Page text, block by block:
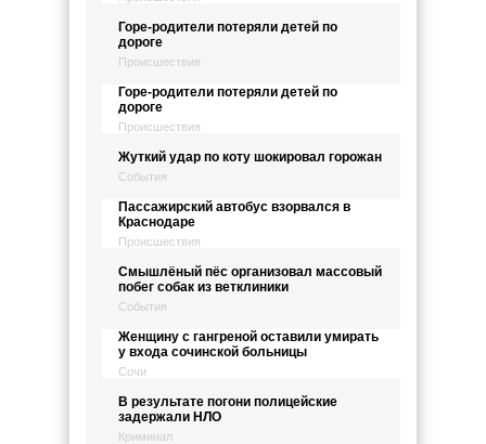
Горе-родители потеряли детей по
дороге
Происшествия
Горе-родители потеряли детей по
дороге
Происшествия
Жуткий удар по коту шокировал горожан
События
Пассажирский автобус взорвался в
Краснодаре
Происшествия
Смышлёный пёс организовал массовый
побег собак из ветклиники
События
Женщину с гангреной оставили умирать
у входа сочинской больницы
Сочи
В результате погони полицейские
задержали НЛО
Криминал